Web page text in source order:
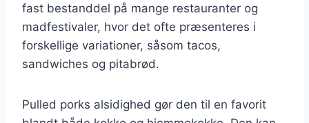
fast bestanddel på mange restauranter og
madfestivaler, hvor det ofte præsenteres i
forskellige variationer, såsom tacos,
sandwiches og pitabrød.
Pulled porks alsidighed gør den til en favorit